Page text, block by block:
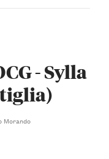
- Sylla
Morando